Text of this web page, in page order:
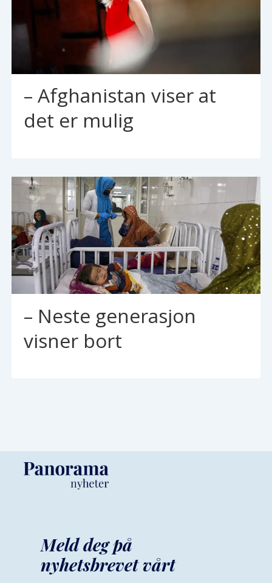
– Afghanistan viser at
det er mulig
– Neste generasjon
visner bort
Meld deg på
nyhetsbrevet vårt